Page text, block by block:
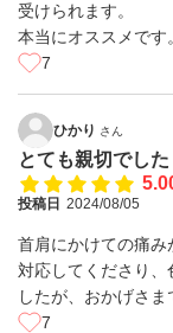
受けられます。
本当にオススメです
7
ひかり さん
とても親切でした
投稿日 2024/08/05
首肩にかけての痛み
対応してくださり
したが、おかげさま
7